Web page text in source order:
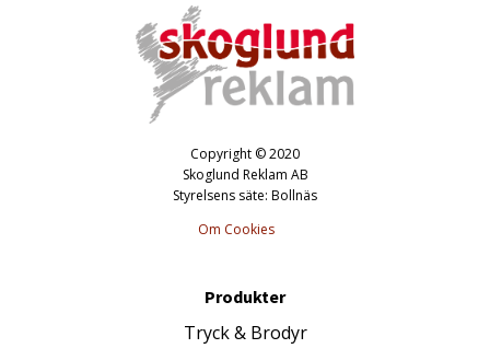
Copyright © 2020
Skoglund Reklam AB
Styrelsens säte: Bollnäs
Om Cookies
Produkter
Tryck & Brodyr